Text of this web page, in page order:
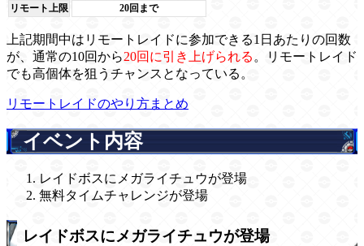
リモート上限
20回まで
上記期間中はリモートレイドに参加できる1日あたりの回数
が、通常の10回から20回に引き上げられる 。リモートレイド
でも高個体を狙うチャンスとなっている。
リモートレイドのやり方まとめ
イベント内容
レイドボスにメガライチュウが登場
無料タイムチャレンジが登場
レイドボスにメガライチュウが登場